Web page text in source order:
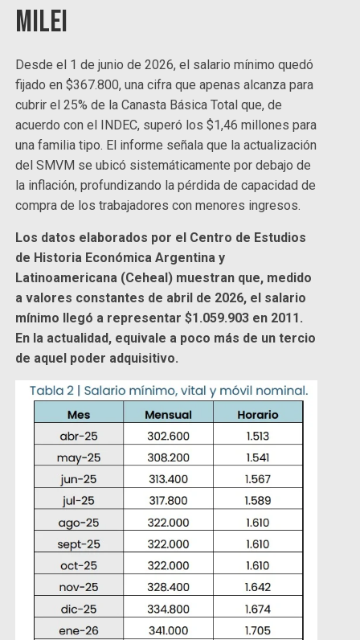
Milei
Desde el 1 de junio de 2026, el salario mínimo quedó
fijado en $367.800, una cifra que apenas alcanza para
cubrir el 25% de la Canasta Básica Total que, de
acuerdo con el INDEC, superó los $1,46 millones para
una familia tipo. El informe señala que la actualización
del SMVM se ubicó sistemáticamente por debajo de
la inflación, profundizando la pérdida de capacidad de
compra de los trabajadores con menores ingresos.
Los datos elaborados por el Centro de Estudios
de Historia Económica Argentina y
Latinoamericana (Ceheal) muestran que, medido
a valores constantes de abril de 2026, el salario
mínimo llegó a representar $1.059.903 en 2011.
En la actualidad, equivale a poco más de un tercio
de aquel poder adquisitivo.